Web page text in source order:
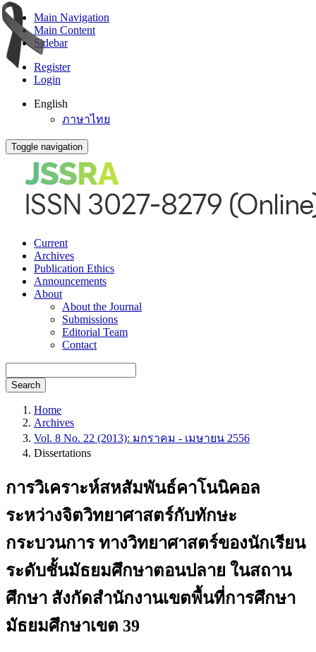
Main Navigation
Main Content
Sidebar
Register
Login
English
ภาษาไทย
Toggle navigation
Current
Archives
Publication Ethics
Announcements
About
About the Journal
Submissions
Editorial Team
Contact
Search
Home
Archives
Vol. 8 No. 22 (2013): มกราคม - เมษายน 2556
Dissertations
การวิเคราะห์สหสัมพันธ์คาโนนิคอล
ระหว่างจิตวิทยาศาสตร์กับทักษะ
กระบวนการ ทางวิทยาศาสตร์ของนักเรียน
ระดับชั้นมัธยมศึกษาตอนปลาย ในสถาน
ศึกษา สังกัดสำนักงานเขตพื้นที่การศึกษา
มัธยมศึกษาเขต 39